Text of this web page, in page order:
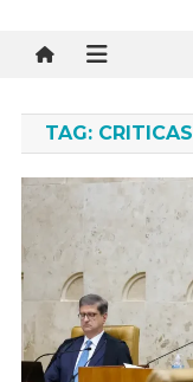
TAG: CRITICAS